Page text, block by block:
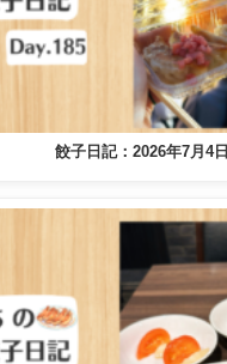
餃子日記：2026年7月4日